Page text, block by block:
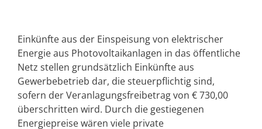
KONTAKT
Einkünfte aus der Einspeisung von elektrischer
Energie aus Photovoltaikanlagen in das öffentliche
Netz stellen grundsätzlich Einkünfte aus
Gewerbebetrieb dar, die steuerpflichtig sind,
sofern der Veranlagungsfreibetrag von € 730,00
überschritten wird. Durch die gestiegenen
Energiepreise wären viele private